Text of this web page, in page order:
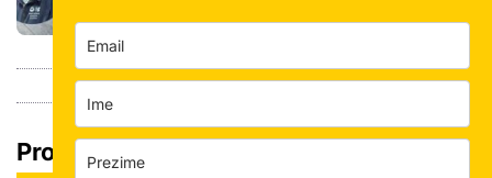
Pročitaj još